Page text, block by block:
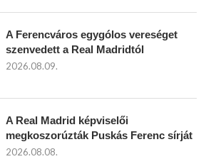
A Ferencváros egygólos vereséget
szenvedett a Real Madridtól
2026.08.09.
A Real Madrid képviselői
megkoszorúzták Puskás Ferenc sírját
2026.08.08.